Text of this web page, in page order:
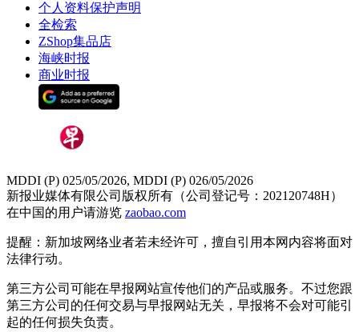
个人资料保护声明
全检索
ZShop集品店
海峡时报
商业时报
MDDI (P) 025/05/2026, MDDI (P) 026/05/2026
新报业媒体有限公司版权所有（公司登记号：202120748H）
在中国的用户请游览 zaobao.com
提醒：新加坡网络业者若未经许可，擅自引用本网内容将面对
法律行动。
第三方公司可能在早报网站宣传他们的产品或服务。不过您跟
第三方公司的任何交易与早报网站无关，早报将不会对可能引
起的任何损失负责。